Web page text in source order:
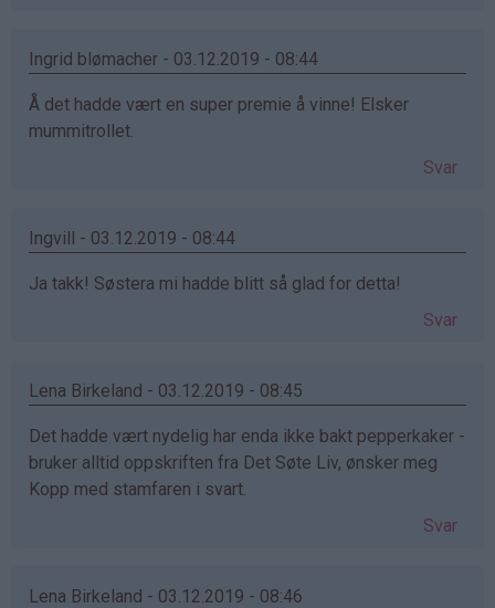
Ingrid blømacher - 03.12.2019 - 08:44
Å det hadde vært en super premie å vinne! Elsker
mummitrollet.
Svar
Ingvill - 03.12.2019 - 08:44
Ja takk! Søstera mi hadde blitt så glad for detta!
Svar
Lena Birkeland - 03.12.2019 - 08:45
Det hadde vært nydelig har enda ikke bakt pepperkaker -
bruker alltid oppskriften fra Det Søte Liv, ønsker meg
Kopp med stamfaren i svart.
Svar
Lena Birkeland - 03.12.2019 - 08:46